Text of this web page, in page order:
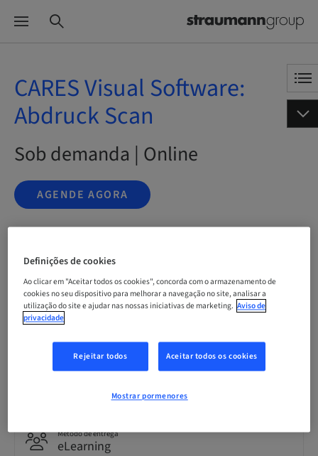
CARES Visual Software:
Abdruck Scan
Sob demanda | Online
AGENDE AGORA
Status
bookable
Idioma
Alemão
Pontos
Método de entrega
eLearning
Definições de cookies
Ao clicar em "Aceitar todos os cookies", concorda com o armazenamento de
cookies no seu dispositivo para melhorar a navegação no site, analisar a
utilização do site e ajudar nas nossas iniciativas de marketing. Aviso de
privacidade
Rejeitar todos Aceitar todos os cookies
Mostrar pormenores